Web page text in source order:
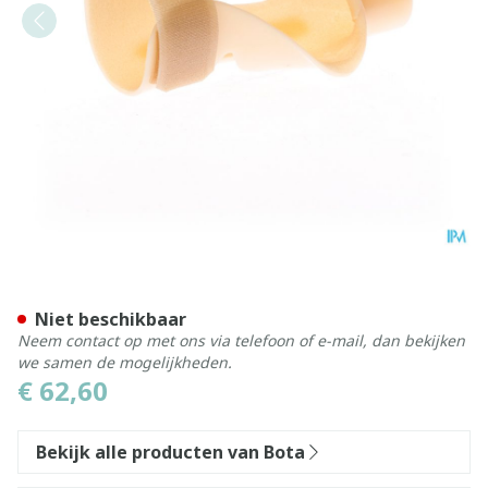
€ 62,60
Niet beschikbaar
Neem contact op met ons via telefoon of e-mail, dan bekijken
we samen de mogelijkheden.
Bekijk alle producten van Bota